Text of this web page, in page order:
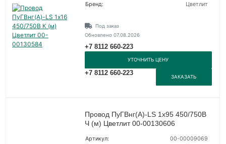
Бренд:
Цветлит
Под заказ
Обновлено 07.08.2026
+7 8112 660-223
УТОЧНИТЬ ЦЕНУ
+7 8112 660-223
ЗАКАЗАТЬ
Провод ПуГВнг(А)-LS 1х95 450/750В
Ч (м) Цветлит 00-00130606
Артикул:
00-00009069